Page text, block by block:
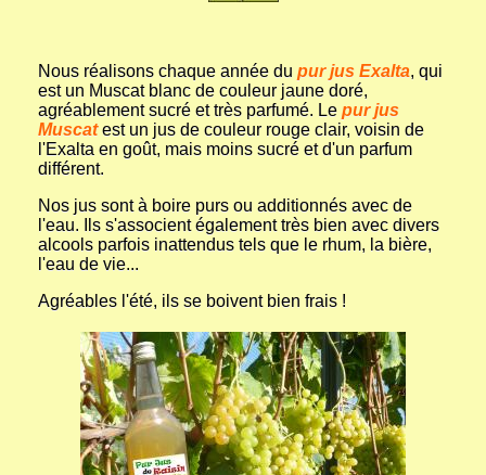
Nous réalisons chaque année du pur jus Exalta, qui
est un Muscat blanc de couleur jaune doré,
agréablement sucré et très parfumé. Le pur jus
Muscatest un jus de couleur rouge clair, voisin de
l'Exalta en goût, mais moins sucré et d'un parfum
différent.
Nos jus sont à boire purs ou additionnés avec de
l'eau. Ils s'associent également très bien avec divers
alcools parfois inattendus tels que le rhum, la bière,
l'eau de vie...
Agréables l'été, ils se boivent bien frais !